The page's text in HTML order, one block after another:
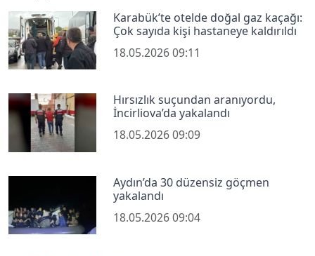
Karabük’te otelde doğal gaz kaçağı:
Çok sayıda kişi hastaneye kaldırıldı
18.05.2026 09:11
Hırsızlık suçundan aranıyordu,
İncirliova’da yakalandı
18.05.2026 09:09
Aydın’da 30 düzensiz göçmen
yakalandı
18.05.2026 09:04